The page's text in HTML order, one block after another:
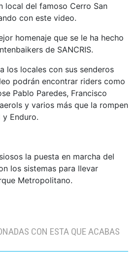
local del famoso Cerro San
con este video.
homenaje que se le ha hecho
de SANCRIS.
los locales con sus senderos
podrán encontrar riders como
Pablo Paredes, Francisco
y varios más que la rompen
y Enduro.
la puesta en marcha del
los sistemas para llevar
Metropolitano.
CON ESTA QUE ACABAS